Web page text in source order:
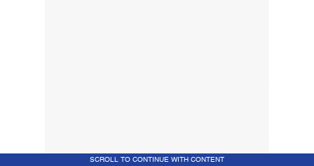
SCROLL TO CONTINUE WITH CONTENT